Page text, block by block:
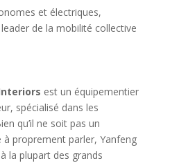
et électriques,
de la mobilité collective
est un équipementier
spécialisé dans les
qu’il ne soit pas un
proprement parler, Yanfeng
la plupart des grands